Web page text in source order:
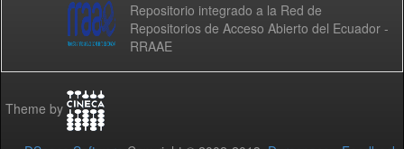
Repositorio integrado a la Red de
Repositorios de Acceso Abierto del Ecuador -
RRAAE
Theme by